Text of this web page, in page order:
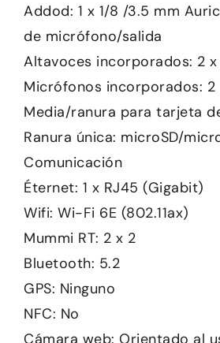
Addod: 1 x 1/8 /3.5 mm
de micrófono/salida
Altavoces incorporados: 2
Micrófonos incorporados: 2
Media/ranura para tarjeta
Ranura única: microSD/
Comunicación
Éternet: 1 x RJ45 (Gigabit)
Wifi: Wi-Fi 6E (802.11ax)
Mummi RT: 2 x 2
Bluetooth: 5.2
GPS: Ninguno
NFC: No
Cámara web: Orientado al